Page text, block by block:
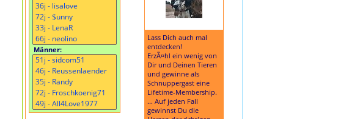
Männer:
Lass Dich auch mal
entdecken!
ErzÃ¤hl ein wenig von
Dir und Deinen Tieren
und gewinne als
Schnuppergast eine
Lifetime-Membership.
... Auf jeden Fall
gewinnst Du die